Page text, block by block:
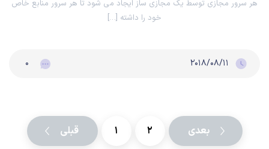
هر سرور مجازی توسط یک مجازی ساز ایجاد می شود تا هر سرور منابع خاص
خود را داشته […]
۲۰۱۸/۰۸/۱۱ ۰
قبلی ۱ ۲ بعدی